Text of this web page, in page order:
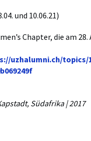
und 10.06.21)
Chapter, die am
uzhalumni.ch/topics/
Südafrika | 2017